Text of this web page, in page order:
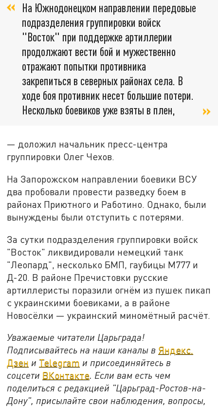
На Южнодонецком направлении передовые
подразделения группировки войск
"Восток" при поддержке артиллерии
продолжают вести бой и мужественно
отражают попытки противника
закрепиться в северных районах села. В
ходе боя противник несет большие потери.
Несколько боевиков уже взяты в плен,
— доложил начальник пресс-центра
группировки Олег Чехов.
На Запорожском направлении боевики ВСУ
два пробовали провести разведку боем в
районах Приютного и Работино. Однако, были
вынуждены были отступить с потерями.
За сутки подразделения группировки войск
"Восток" ликвидировали немецкий танк
"Леопард", несколько БМП, гаубицы М777 и
Д-20. В районе Пречистовки русские
артиллеристы поразили огнём из пушек пикап
с украинскими боевиками, а в районе
Новосёлки — украинский миномётный расчёт.
Уважаемые читатели Царьграда!
Подписывайтесь на наши каналы в Яндекс.
Дзен и Telegram и присоединяйтесь в
соцсети ВКонтакте. Если вам есть чем
поделиться с редакцией "Царьград-Ростов-на-
Дону", присылайте свои наблюдения, вопросы,